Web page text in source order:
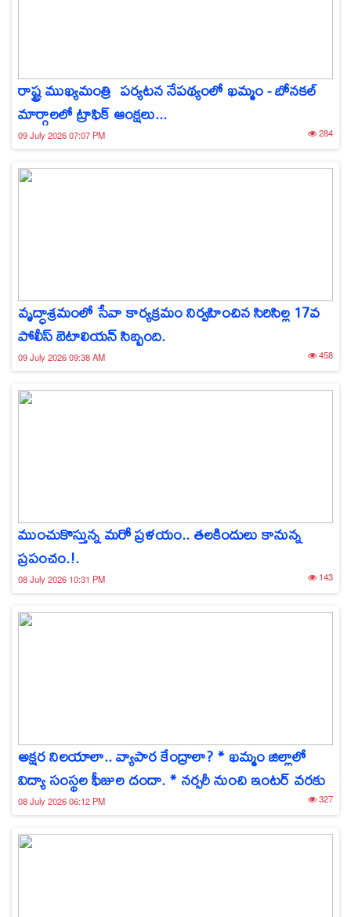
రాష్ట్ర ముఖ్యమంత్రి పర్యటన నేపథ్యంలో ఖమ్మం - బోనకల్
మార్గాలలో ట్రాఫిక్ ఆంక్షలు...
09 July 2026 07:07 PM 284
వృద్ధాశ్రమంలో సేవా కార్యక్రమం నిర్వహించిన సిరిసిల్ల 17వ
పోలీస్ బెటాలియన్ సిబ్బంది.
09 July 2026 09:38 AM 458
ముంచుకొస్తున్న మరో ప్రళయం.. తలకిందులు కానున్న
ప్రపంచం.!.
08 July 2026 10:31 PM 143
అక్షర నిలయాలా.. వ్యాపార కేంద్రాలా? * ఖమ్మం జిల్లాలో
విద్యా సంస్థల ఫీజుల దందా. * నర్సరీ నుంచి ఇంటర్ వరకు
08 July 2026 06:12 PM 327